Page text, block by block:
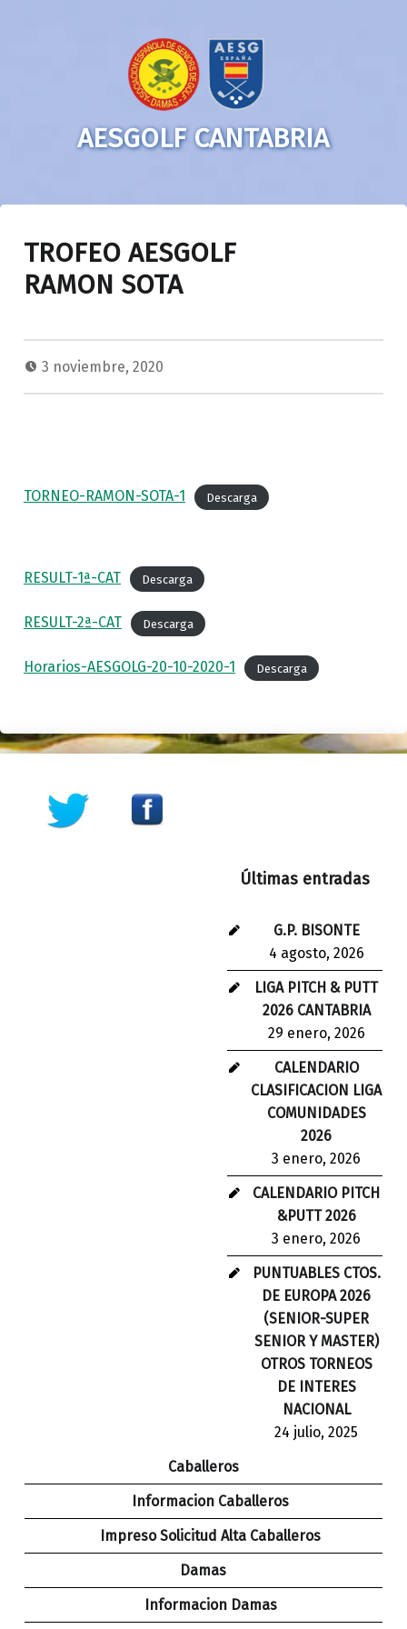
AESGOLF CANTABRIA
TROFEO AESGOLF
RAMON SOTA
3 noviembre, 2020
TORNEO-RAMON-SOTA-1 Descarga
RESULT-1ª-CAT Descarga
RESULT-2ª-CAT Descarga
Horarios-AESGOLG-20-10-2020-1 Descarga
Últimas entradas
G.P. BISONTE
4 agosto, 2026
LIGA PITCH & PUTT
2026 CANTABRIA
29 enero, 2026
CALENDARIO
CLASIFICACION LIGA
COMUNIDADES
2026
3 enero, 2026
CALENDARIO PITCH
&PUTT 2026
3 enero, 2026
PUNTUABLES CTOS.
DE EUROPA 2026
(SENIOR-SUPER
SENIOR Y MASTER)
OTROS TORNEOS
DE INTERES
NACIONAL
24 julio, 2025
Caballeros
Informacion Caballeros
Impreso Solicitud Alta Caballeros
Damas
Informacion Damas